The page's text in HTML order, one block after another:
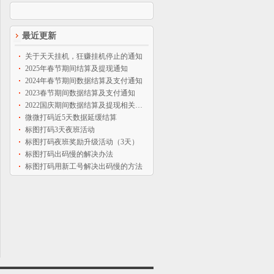
最近更新
关于天天挂机，狂赚挂机停止的通知
2025年春节期间结算及提现通知
2024年春节期间数据结算及支付通知
2023春节期间数据结算及支付通知
2022国庆期间数据结算及提现相关通知
微微打码近5天数据延缓结算
标图打码3天夜班活动
标图打码夜班奖励升级活动（3天）
标图打码出码慢的解决办法
标图打码用新工号解决出码慢的方法